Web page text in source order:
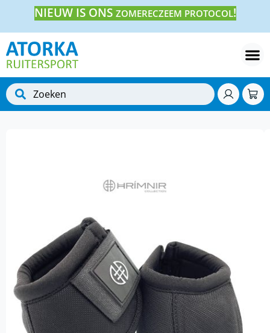
NIEUW IS ONS ZOMERECZEEM PROTOCOL!